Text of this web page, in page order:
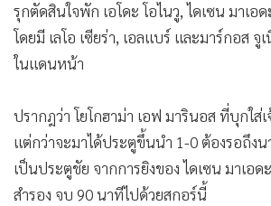
• หุ้น
• อินโดจีน
• กองทุนรวม
Factcheck
ญี่ปุ่น
•
รุกตัดสินใจพัก เอโดะ โอไนวู, ไดเซน มาเอด
โดยมี เลโอ เซียร่า, เอลแบร์ และมาร์กอส จู
ในแดนหน้า
ปรากฎว่า โยโกฮาม่า เอฟ มารินอส ที่บุกใส่
แต่กว่าจะมาได้ประตูขึ้นนำ 1-0 ต้องรอถึง
เป็นประตูชัย จากการยิงของ ไดเซน มาเอด
สำรอง จบ 90 นาทีไปด้วยสกอร์นี้